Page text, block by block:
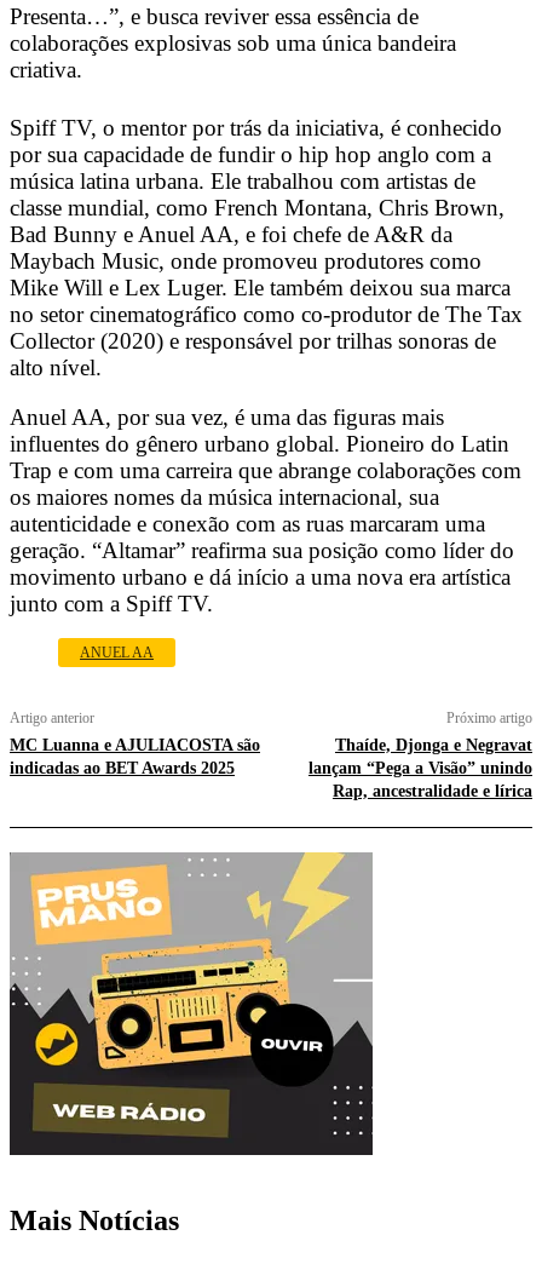
Presenta…”, e busca reviver essa essência de
colaborações explosivas sob uma única bandeira
criativa.
Spiff TV, o mentor por trás da iniciativa, é conhecido
por sua capacidade de fundir o hip hop anglo com a
música latina urbana. Ele trabalhou com artistas de
classe mundial, como French Montana, Chris Brown,
Bad Bunny e Anuel AA, e foi chefe de A&R da
Maybach Music, onde promoveu produtores como
Mike Will e Lex Luger. Ele também deixou sua marca
no setor cinematográfico como co-produtor de The Tax
Collector (2020) e responsável por trilhas sonoras de
alto nível.
Anuel AA, por sua vez, é uma das figuras mais
influentes do gênero urbano global. Pioneiro do Latin
Trap e com uma carreira que abrange colaborações com
os maiores nomes da música internacional, sua
autenticidade e conexão com as ruas marcaram uma
geração. “Altamar” reafirma sua posição como líder do
movimento urbano e dá início a uma nova era artística
junto com a Spiff TV.
ANUEL AA
Artigo anterior
MC Luanna e AJULIACOSTA são
indicadas ao BET Awards 2025
Próximo artigo
Thaíde, Djonga e Negravat
lançam “Pega a Visão” unindo
Rap, ancestralidade e lírica
Mais Notícias